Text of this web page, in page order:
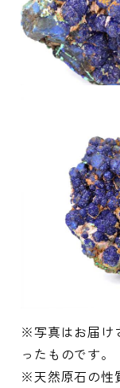
※写真はお届け
ったものです。
※天然原石の性